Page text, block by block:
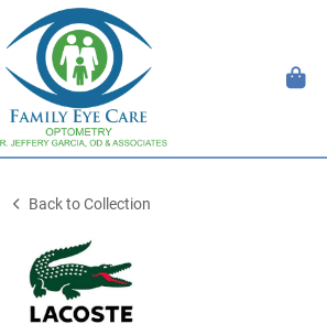
Back to Collection